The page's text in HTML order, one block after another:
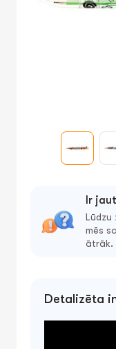
Ir
Lūdzu
mēs
ātrāk.
Detalizēta